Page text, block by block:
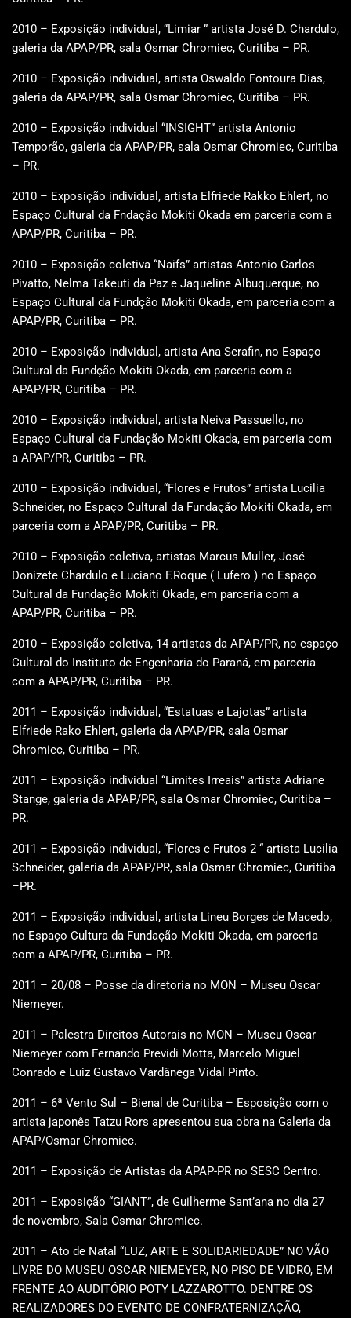
2010 – Exposição individual, “Limiar ” artista José D. Chardulo,
galeria da APAP/PR, sala Osmar Chromiec, Curitiba – PR.
2010 – Exposição individual, artista Oswaldo Fontoura Dias,
galeria da APAP/PR, sala Osmar Chromiec, Curitiba – PR.
2010 – Exposição individual “INSIGHT” artista Antonio
Temporão, galeria da APAP/PR, sala Osmar Chromiec, Curitiba
– PR.
2010 – Exposição individual, artista Elfriede Rakko Ehlert, no
Espaço Cultural da Fndação Mokiti Okada em parceria com a
APAP/PR, Curitiba – PR.
2010 – Exposição coletiva “Naifs” artistas Antonio Carlos
Pivatto, Nelma Takeuti da Paz e Jaqueline Albuquerque, no
Espaço Cultural da Fundção Mokiti Okada, em parceria com a
APAP/PR, Curitiba – PR.
2010 – Exposição individual, artista Ana Serafin, no Espaço
Cultural da Fundção Mokiti Okada, em parceria com a
APAP/PR, Curitiba – PR.
2010 – Exposição individual, artista Neiva Passuello, no
Espaço Cultural da Fundação Mokiti Okada, em parceria com
a APAP/PR, Curitiba – PR.
2010 – Exposição individual, “Flores e Frutos” artista Lucilia
Schneider, no Espaço Cultural da Fundação Mokiti Okada, em
parceria com a APAP/PR, Curitiba – PR.
2010 – Exposição coletiva, artistas Marcus Muller, José
Donizete Chardulo e Luciano F.Roque ( Lufero ) no Espaço
Cultural da Fundação Mokiti Okada, em parceria com a
APAP/PR, Curitiba – PR.
2010 – Exposição coletiva, 14 artistas da APAP/PR, no espaço
Cultural do Instituto de Engenharia do Paraná, em parceria
com a APAP/PR, Curitiba – PR.
2011 – Exposição individual, “Estatuas e Lajotas” artista
Elfriede Rako Ehlert, galeria da APAP/PR, sala Osmar
Chromiec, Curitiba – PR.
2011 – Exposição individual “Limites Irreais” artista Adriane
Stange, galeria da APAP/PR, sala Osmar Chromiec, Curitiba –
PR.
2011 – Exposição individual, “Flores e Frutos 2 “ artista Lucilia
Schneider, galeria da APAP/PR, sala Osmar Chromiec, Curitiba
–PR.
2011 – Exposição individual, artista Lineu Borges de Macedo,
no Espaço Cultura da Fundação Mokiti Okada, em parceria
com a APAP/PR, Curitiba – PR.
2011 – 20/08 – Posse da diretoria no MON – Museu Oscar
Niemeyer.
2011 – Palestra Direitos Autorais no MON – Museu Oscar
Niemeyer com Fernando Previdi Motta, Marcelo Miguel
Conrado e Luiz Gustavo Vardânega Vidal Pinto.
2011 – 6ª Vento Sul – Bienal de Curitiba – Esposição com o
artista japonês Tatzu Rors apresentou sua obra na Galeria da
APAP/Osmar Chromiec.
2011 – Exposição de Artistas da APAP-PR no SESC Centro.
2011 – Exposição “GIANT”, de Guilherme Sant’ana no dia 27
de novembro, Sala Osmar Chromiec.
2011 – Ato de Natal “LUZ, ARTE E SOLIDARIEDADE” NO VÃO
LIVRE DO MUSEU OSCAR NIEMEYER, NO PISO DE VIDRO, EM
FRENTE AO AUDITÓRIO POTY LAZZAROTTO. DENTRE OS
REALIZADORES DO EVENTO DE CONFRATERNIZAÇÃO,